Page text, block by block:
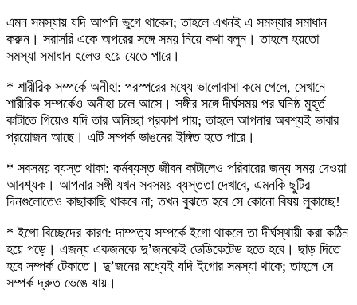
এমন সমস্যায় যদি আপনি ভুগে থাকেন; তাহলে এখনই এ সমস্যার সমাধান
করুন। সরাসরি একে অপরের সঙ্গে সময় নিয়ে কথা বলুন। তাহলে হয়তো
সমস্যা সমাধান হলেও হয়ে যেতে পারে।
* শারীরিক সম্পর্কে অনীহা: পরস্পরের মধ্যে ভালোবাসা কমে গেলে, সেখানে
শারীরিক সম্পর্কেও অনীহা চলে আসে। সঙ্গীর সঙ্গে দীর্ঘসময় পর ঘনিষ্ঠ মুহূর্ত
কাটাতে গিয়েও যদি তার অনিচ্ছা প্রকাশ পায়; তাহলে আপনার অবশ্যই ভাবার
প্রয়োজন আছে। এটি সম্পর্ক ভাঙনের ইঙ্গিত হতে পারে।
* সবসময় ব্যস্ত থাকা: কর্মব্যস্ত জীবন কাটালেও পরিবারের জন্য সময় দেওয়া
আবশ্যক। আপনার সঙ্গী যখন সবসময় ব্যস্ততা দেখাবে, এমনকি ছুটির
দিনগুলোতেও কাছাকাছি থাকবে না; তখন বুঝতে হবে সে কোনো বিষয় লুকাচ্ছে!
* ইগো বিচ্ছেদের কারণ: দাম্পত্য সম্পর্কে ইগো থাকলে তা দীর্ঘস্থায়ী করা কঠিন
হয়ে পড়ে। এজন্য একজনকে দু’জনকেই ডেডিকেটেড হতে হবে। ছাড় দিতে
হবে সম্পর্ক টেকাতে। দু’জনের মধ্যেই যদি ইগোর সমস্যা থাকে; তাহলে সে
সম্পর্ক দ্রুত ভেঙে যায়।